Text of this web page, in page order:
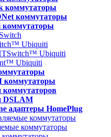
коммутаторы
коммутаторы
коммутаторы
Ubiquiti
Ubiquiti
Ubiquiti
коммутаторы
DSLAM
адаптеры HomePlug
коммутаторы
коммутаторы